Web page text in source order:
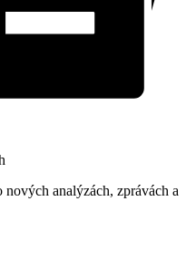
analýzách, zprávách a